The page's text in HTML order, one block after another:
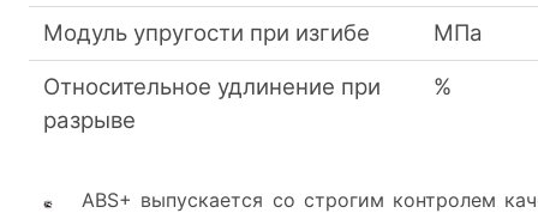
Модуль упругости при изгибе
МПа
Относительное удлинение при
разрыве
%
ABS+ выпускается со строгим контролем